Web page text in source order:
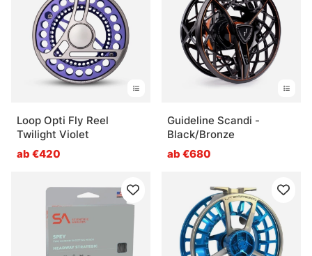
Loop Opti Fly Reel
Twilight Violet
ab €420
Guideline Scandi -
Black/Bronze
ab €680